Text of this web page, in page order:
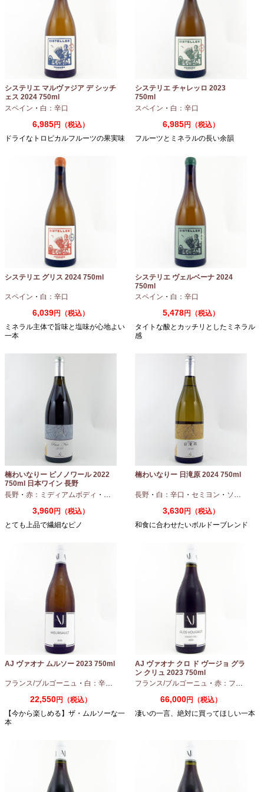
システリエ マルヴァジア デ シッチ
ェス 2024 750ml
スペイン ・ 白：辛口
6,985円（税込）
ドライなトロピカルフルーツの果実味
システリエ チャレッロ 2023
750ml
スペイン ・ 白：辛口
6,985円（税込）
フルーツとミネラルの長い余韻
システリエ グリス 2024 750ml
スペイン ・ 白：辛口
6,039円（税込）
ミネラル主体で旨味と塩味が心地よい
一本
システリエ ヴェルベーナ 2024
750ml
スペイン ・ 白：辛口
5,478円（税込）
タイトな酸とカッチリとしたミネラル
感
楠わいなりー ピノノワール 2022
750ml 日本ワイン 長野
長野 ・ 赤：ミディアムボディ ・ ピノノワール
3,960円（税込）
とても上品で繊細なピノ
楠わいなりー 日滝原 2024 750ml
長野 ・ 白：辛口 ・ セミヨン ・ ソーヴィニオンブラン
3,630円（税込）
和食に合わせたいボルドーブレンド
AJ ヴァオナ ムルソー 2023 750ml
フランス/ブルゴーニュ ・ 白：辛口 シャルドネ
22,550円（税込）
【今から楽しめる】ザ・ムルソーな一
本
AJ ヴァオナ クロ ド ヴージョ グラ
ン クリュ 2023 750ml
フランス/ブルゴーニュ ・ 赤：フルボディ
66,000円（税込）
凄いの一言、絶対に買ってほしい一本